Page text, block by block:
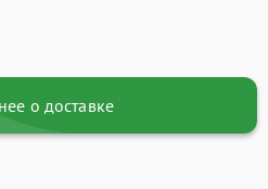
о доставке